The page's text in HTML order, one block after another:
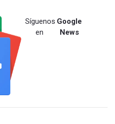
Síguenos
en
Google
News